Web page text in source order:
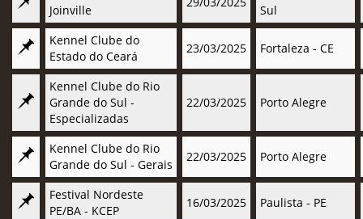
Joinville
Sul
Kennel Clube do
Estado do Ceará
23/03/2025 Fortaleza - CE
Kennel Clube do Rio
Grande do Sul -
Especializadas
22/03/2025 Porto Alegre
Kennel Clube do Rio
Grande do Sul - Gerais
22/03/2025 Porto Alegre
Festival Nordeste
PE/BA - KCEP
16/03/2025 Paulista - PE